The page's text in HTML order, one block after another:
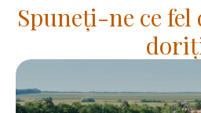
Spuneți-ne ce fel